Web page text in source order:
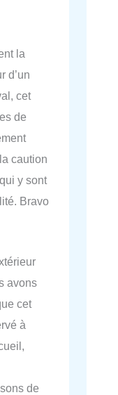
la
d’un
cet
de
caution
y sont
Bravo
avons
cet
à
de